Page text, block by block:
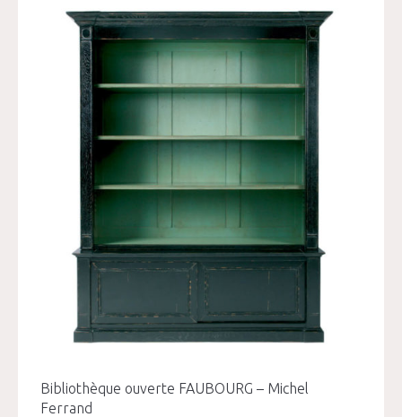
Bibliothèque ouverte FAUBOURG – Michel
Ferrand